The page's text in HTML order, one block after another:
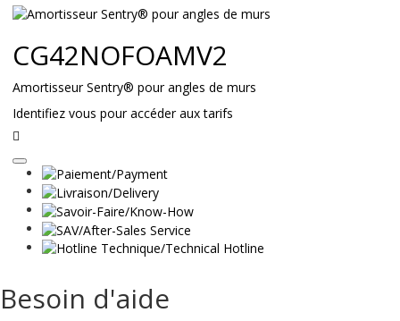
la
CG42NOFOAMV2
Amortisseur Sentry® pour angles de murs
Identifiez vous pour accéder aux tarifs
la
suite
Besoin d'aide